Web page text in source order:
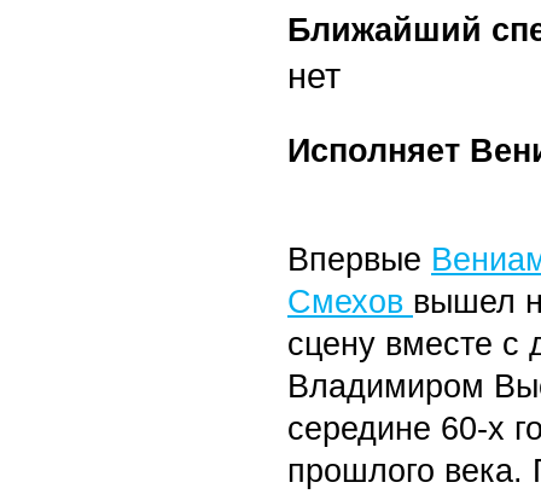
Ближайший
нет
Исполняет
Впервые
Смехов вышел
сцену вместе с
Владимиром
середине 60-х
прошлого века.